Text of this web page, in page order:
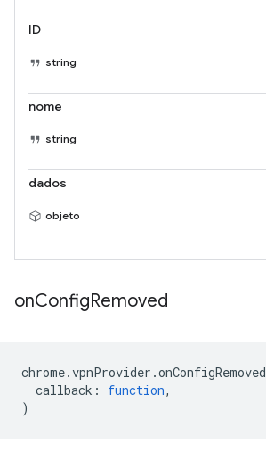
ID
string
nome
string
dados
objeto
onConfigRemoved
chrome.vpnProvider .onConfigRemoved
callback : function,
)